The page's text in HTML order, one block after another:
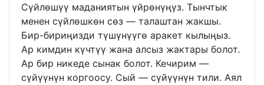
Сүйлөшүү маданиятын үйрөнүңүз. Тынчтык
менен сүйлөшкөн сөз — талаштан жакшы.
Бир-бириңизди түшүнүүгө аракет кылыңыз.
Ар кимдин күчтүү жана алсыз жактары болот.
Ар бир никеде сынак болот. Кечирим —
сүйүүнүн коргоосу. Сый — сүйүүнүн тили. Аял